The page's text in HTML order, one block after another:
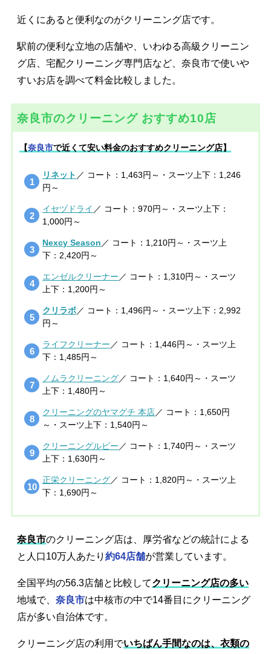
近くにあると便利なのがクリーニング店です。
駅前の便利な立地の店舗や、いわゆる高級クリーニン
グ店、宅配クリーニング専門店など、奈良市で使いや
すいお店を調べて料金比較しました。
奈良市のクリーニング おすすめ10店
【奈良市で近くて安い料金のおすすめクリーニング店】
リネット ／ コート：1,463円～・スーツ上下：1,246
円～
イセヅドライ ／ コート：970円～・スーツ上下：
1,000円～
Nexcy Season ／ コート：1,210円～・スーツ上
下：2,420円～
エンゼルクリーナー ／ コート：1,310円～・スーツ
上下：1,200円～
クリラボ／ コート：1,496円～・スーツ上下：2,992
円～
ライフクリーナー ／ コート：1,446円～・スーツ上
下：1,485円～
ノムラクリーニング／ コート：1,640円～・スーツ
上下：1,480円～
クリーニングのヤマグチ 本店／ コート：1,650円
～・スーツ上下：1,540円～
クリーニングルビー ／ コート：1,740円～・スーツ
上下：1,630円～
正栄クリーニング／ コート：1,820円～・スーツ上
下：1,690円～
奈良市のクリーニング店は、厚労省などの統計による
と人口10万人あたり 約64店舗が営業しています。
全国平均の56.3店舗と比較してクリーニング店の多い
地域で、 奈良市は中核市の中で14番目にクリーニング
店が多い自治体です。
クリーニング店の利用でいちばん手間なのは、衣類の